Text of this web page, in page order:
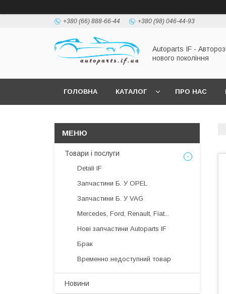
+380 (66) 888-66-44 +380 (98) 046-44-93
Autoparts IF -
нового покоління
ГОЛОВНА КАТАЛОГ ПРО НАС
Товари і послуги
Detali IF
Запчастини Б. У OPEL
Запчастини Б. У VAG
Mercedes, Ford, Renault, Fiat...
Нові запчастини Autoparts IF
Брак
Временно недоступний товар
Новини